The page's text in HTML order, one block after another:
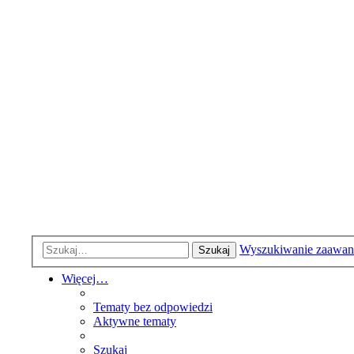
Szukaj Wyszukiwanie
Więcej…
Tematy bez odpowiedzi
Aktywne tematy
Szukaj